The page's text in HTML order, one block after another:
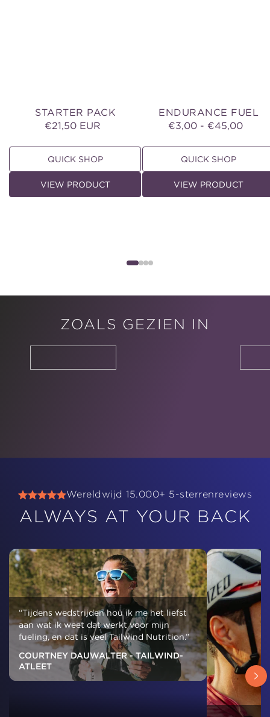
STARTER PACK
Normale
€21,50 EUR
QUICK SHOP
VIEW PRODUCT
ENDURANCE FUEL
Normale
€3,00 - €45,00
QUICK SHOP
VIEW PRODUCT
ZOALS GEZIEN IN
Wereldwijd 15.000+ 5-sterrenreviews
ALWAYS AT YOUR BACK
“Tijdens wedstrijden hou ik me het liefst
aan wat ik weet dat werkt voor mijn
fueling, en dat is veel Tailwind Nutrition.”
COURTNEY DAUWALTER - TAILWIND-
ATLEET